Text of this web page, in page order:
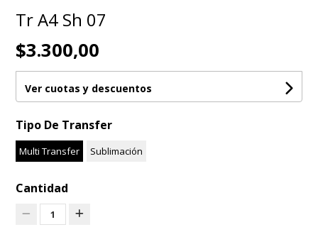
Tr A4 Sh 07
$3.300,00
Ver cuotas y descuentos
Tipo De Transfer
Multi Transfer Sublimación
Cantidad
1